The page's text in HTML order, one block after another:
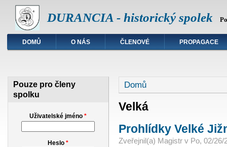
DURANCIA - historický spolek
DOMŮ O NÁS ČLENOVÉ PROPAGACE
Pouze pro členy
spolku
Uživatelské jméno*
Heslo*
Jste zde
Domů
Velká
Prohlídky Velké
Zveřejnil(a) Magistrv Po, 02/26/